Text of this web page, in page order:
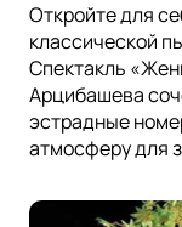
Откройте для
классической
Спектакль
Арцибашева
эстрадные
атмосферу для